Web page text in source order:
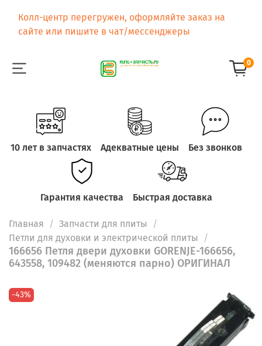
Колл-центр перегружен, оформляйте заказ на
сайте или пишите в чат/мессенджеры
0
10 лет в запчастях Адекватные цены Без звонков
Гарантия качества Быстрая доставка
Главная
Запчасти для плиты
Петли для духовки и электрической плиты
166656 Петля двери духовки GORENJE-166656,
643558, 109482 (меняются парно) ОРИГИНАЛ
-43%